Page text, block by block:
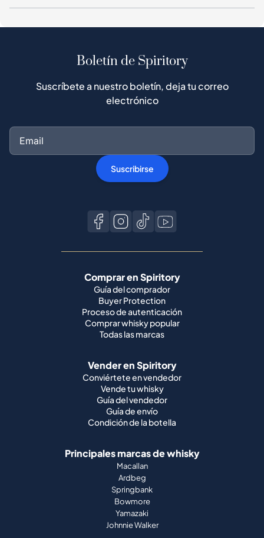
Boletín de Spiritory
Suscríbete a nuestro boletín, deja tu correo
electrónico
Suscribirse
Comprar en Spiritory
Guía del comprador
Buyer Protection
Proceso de autenticación
Comprar whisky popular
Todas las marcas
Vender en Spiritory
Conviértete en vendedor
Vende tu whisky
Guía del vendedor
Guía de envío
Condición de la botella
Principales marcas de whisky
Macallan
Ardbeg
Springbank
Bowmore
Yamazaki
Johnnie Walker